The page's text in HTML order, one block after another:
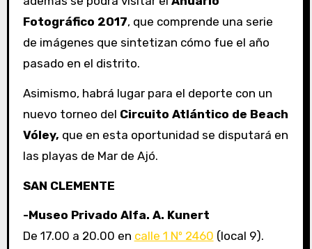
Fotográfico 2017, que comprende una serie
de imágenes que sintetizan cómo fue el año
pasado en el distrito.
Asimismo, habrá lugar para el deporte con un
nuevo torneo del Circuito Atlántico de Beach
Vóley, que en esta oportunidad se disputará en
las playas de Mar de Ajó.
SAN CLEMENTE
-Museo Privado Alfa. A. Kunert
De 17.00 a 20.00 en calle 1 Nº 2460 (local 9).